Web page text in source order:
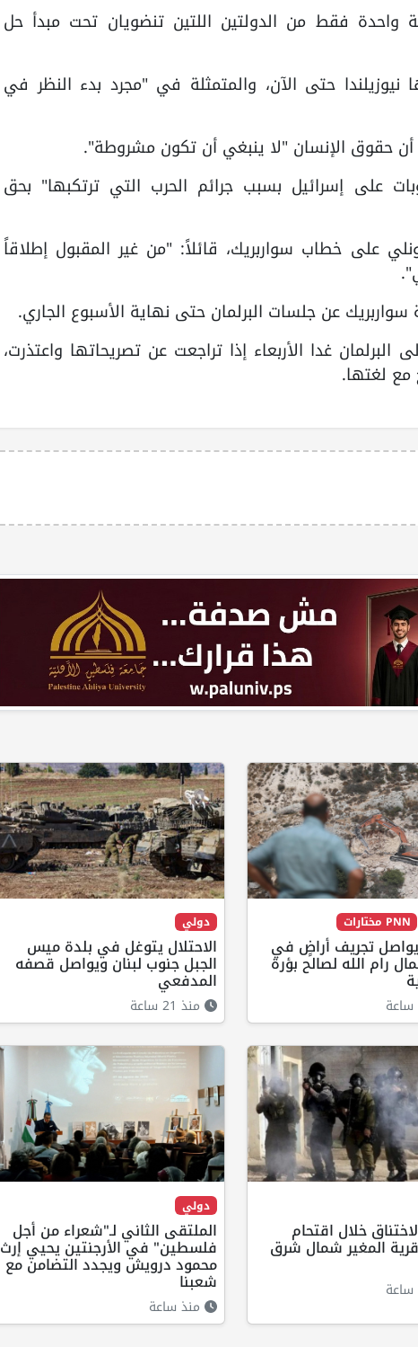
واحدة فقط من الدولتين اللتين تنضويان تحت مبدأ حل
حتى الآن، والمتمثلة في "مجرد بدء النظر في
أن حقوق الإنسان "لا ينبغي أن تكون مشروطة".
على إسرائيل بسبب جرائم الحرب التي ترتكبها" بحق
على خطاب سواربريك، قائلاً: "من غير المقبول إطلاقاً
سواربريك عن جلسات البرلمان حتى نهاية الأسبوع الجاري.
غدا الأربعاء إذا تراجعت عن تصريحاتها واعتذرت،
مع لغتها.
PNN مختارات
يواصل تجريف أراضٍ في
رام الله لصالح بؤرة
دولي
الاحتلال يتوغل في بلدة ميس
الجبل جنوب لبنان ويواصل قصفه
المدفعي
منذ 21 ساعة
خلال اقتحام
قرية المغير شمال شرق
دولي
الملتقى الثاني لـ"شعراء من أجل
فلسطين" في الأرجنتين يحيي إرث
محمود درويش ويجدد التضامن مع
شعبنا
منذ ساعة